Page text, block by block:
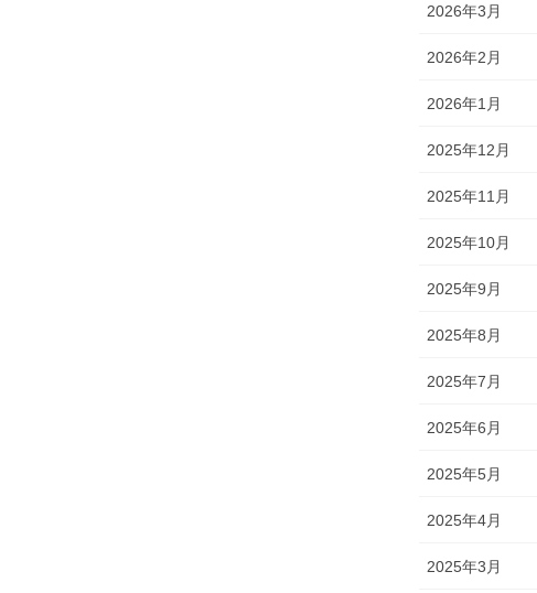
2026年3月
2026年2月
2026年1月
2025年12月
2025年11月
2025年10月
2025年9月
2025年8月
2025年7月
2025年6月
2025年5月
2025年4月
2025年3月